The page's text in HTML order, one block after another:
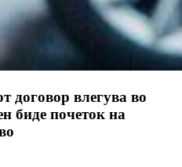
договор влегува во
биде почеток на